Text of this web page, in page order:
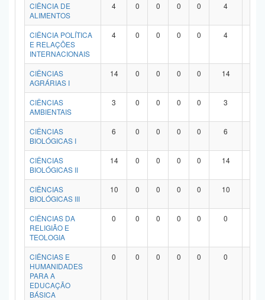
CIÊNCIA DE
ALIMENTOS
4 0 0 0 0 4
CIÊNCIA POLÍTICA
E RELAÇÕES
INTERNACIONAIS
4 0 0 0 0 4
CIÊNCIAS
AGRÁRIAS I
14 0 0 0 0 14
CIÊNCIAS
AMBIENTAIS
3 0 0 0 0 3
CIÊNCIAS
BIOLÓGICAS I
6 0 0 0 0 6
CIÊNCIAS
BIOLÓGICAS II
14 0 0 0 0 14
CIÊNCIAS
BIOLÓGICAS III
10 0 0 0 0 10
CIÊNCIAS DA
RELIGIÃO E
TEOLOGIA
0 0 0 0 0 0
CIÊNCIAS E
HUMANIDADES
PARA A
EDUCAÇÃO
BÁSICA
0 0 0 0 0 0